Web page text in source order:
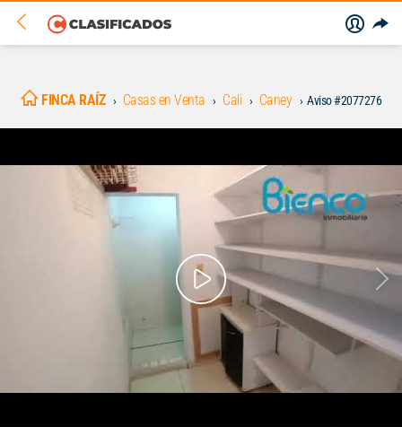
FINCA RAÍZ Casas en Venta Cali Caney Aviso #2077276